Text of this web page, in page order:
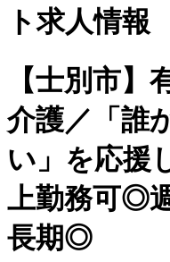
ト求人情報
【士別市】
介護／「誰
い」を応援
上勤務可◎
長期◎